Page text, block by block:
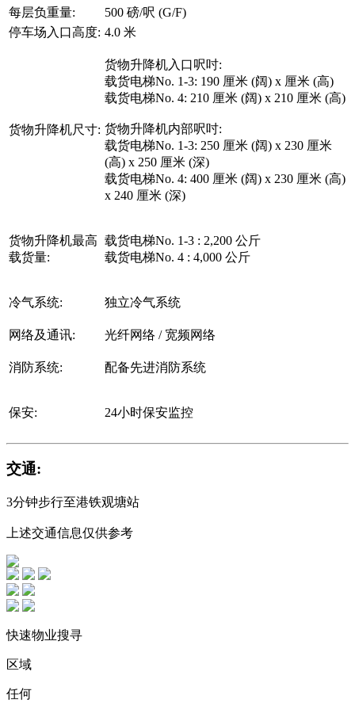
每层负重量:
500 磅/呎 (G/F)
停车场入口高度: 4.0 米
货物升降机尺寸:
货物升降机入口呎吋:
载货电梯No. 1-3: 190 厘米 (阔) x 厘米 (高)
载货电梯No. 4: 210 厘米 (阔) x 210 厘米 (高)
货物升降机内部呎吋:
载货电梯No. 1-3: 250 厘米 (阔) x 230 厘米
(高) x 250 厘米 (深)
载货电梯No. 4: 400 厘米 (阔) x 230 厘米 (高)
x 240 厘米 (深)
货物升降机最高
载货量:
载货电梯No. 1-3 : 2,200 公斤
载货电梯No. 4 : 4,000 公斤
冷气系统: 独立冷气系统
网络及通讯: 光纤网络 / 宽频网络
消防系统: 配备先进消防系统
保安: 24小时保安监控
交通:
3分钟步行至港铁观塘站
上述交通信息仅供参考
快速物业搜寻
区域
任何